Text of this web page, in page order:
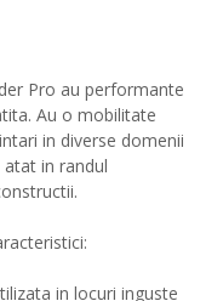
Pro au performante
Au o mobilitate
in diverse domenii
in randul
in locuri inguste